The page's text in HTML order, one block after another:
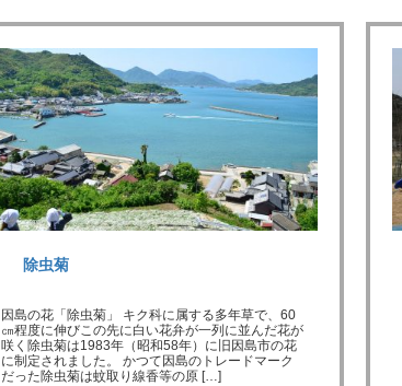
除虫菊
因島の花「除虫菊」 キク科に属する多年草で、60
㎝程度に伸びこの先に白い花弁が一列に並んだ花が
咲く除虫菊は1983年（昭和58年）に旧因島市の花
に制定されました。 かつて因島のトレードマーク
だった除虫菊は蚊取り線香等の原 […]